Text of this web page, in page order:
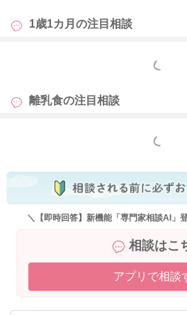
1歳1カ月の注目相談
もっと見る
離乳食の注目相談
もっと見る
＼【即時回答】新機能「専門家相談AI」
相談はこ
アプリで相談